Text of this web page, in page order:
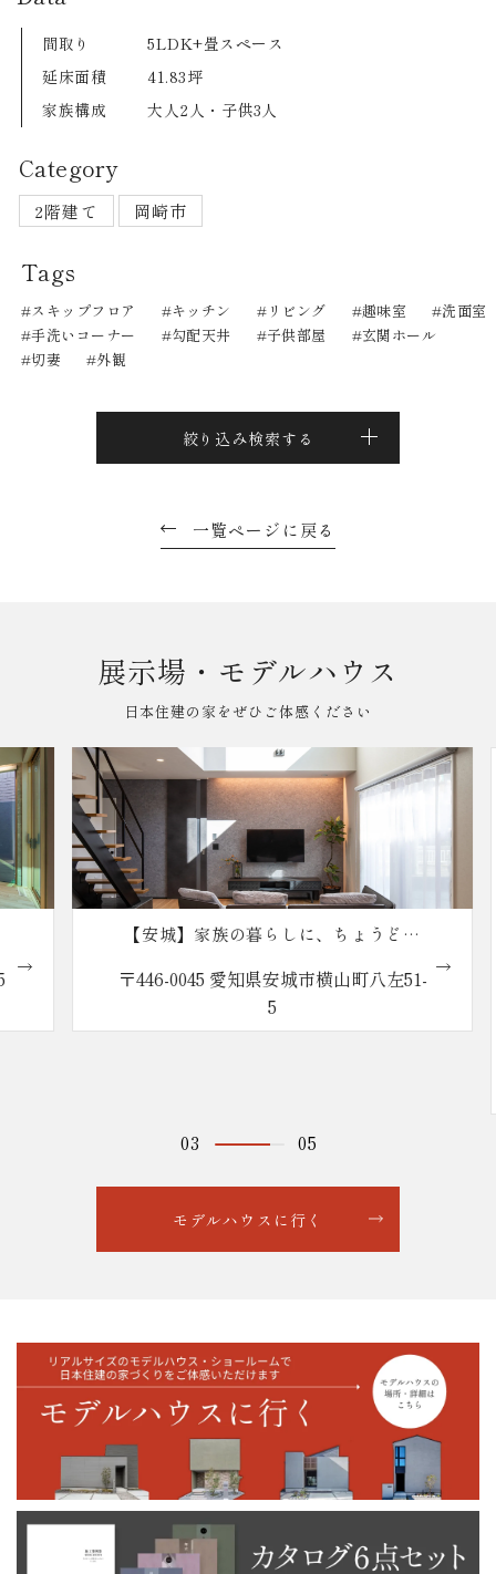
間取り
5LDK+畳スペース
延床面積
41.83坪
家族構成
大人2人・子供3人
Category
2階建て 岡崎市
Tags
スキップフロア キッチン リビング 趣味室
洗面室
手洗いコーナー
勾配天井 子供部屋
玄関ホール
切妻
外観
絞り込み検索する
一覧ページに戻る
展示場・モデルハウス
日本住建の家をぜひご体感ください
【安城】家族の暮らしに、ちょうどい
〒446-0045 愛知県安城市横山町八左51-
04 05
モデルハウスに行く